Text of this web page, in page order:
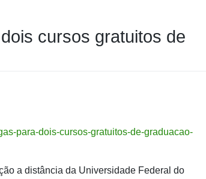
cursos gratuitos de
para-dois-cursos-gratuitos-de-graduacao-
a distância da Universidade Federal do